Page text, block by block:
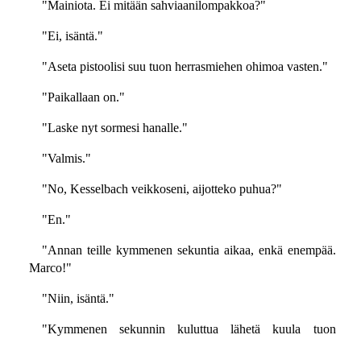
"Mainiota. Ei mitään sahviaanilompakkoa?"
"Ei, isäntä."
"Aseta pistoolisi suu tuon herrasmiehen ohimoa vasten."
"Paikallaan on."
"Laske nyt sormesi hanalle."
"Valmis."
"No, Kesselbach veikkoseni, aijotteko puhua?"
"En."
"Annan teille kymmenen sekuntia aikaa, enkä enempää.
Marco!"
"Niin, isäntä."
"Kymmenen sekunnin kuluttua lähetä kuula tuon